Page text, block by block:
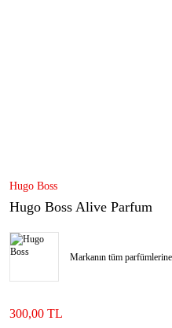
Hugo Boss
Hugo Boss Alive Parfum
Markanın tüm
300,00 TL